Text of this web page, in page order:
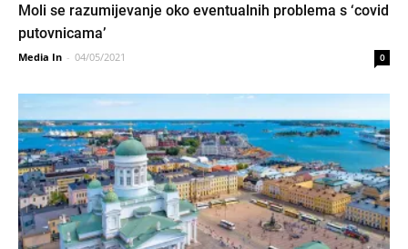
Moli se razumijevanje oko eventualnih problema s ‘covid
putovnicama’
Media In - 04/05/2021 0